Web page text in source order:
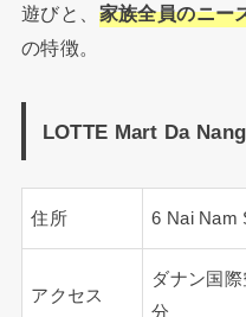
遊びと、 家族全員のニー
の特徴。
LOTTE Mart Da Nang
住所 6 Nai Nam
アクセス
ダナン国
分